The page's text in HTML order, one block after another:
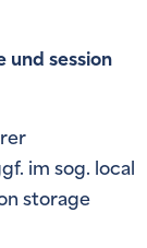
und session
im sog. local
storage